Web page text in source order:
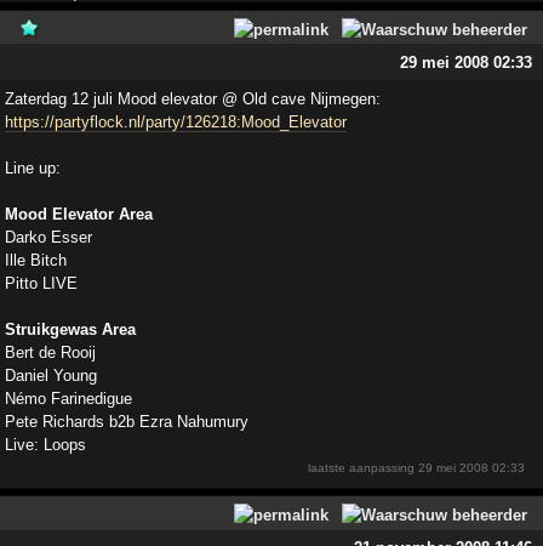
29 mei 2008 02:33
Zaterdag 12 juli Mood elevator @ Old cave Nijmegen:
https://partyflock.nl/party/126218:Mood_Elevator
Line up:
Mood Elevator Area
Darko Esser
Ille Bitch
Pitto LIVE
Struikgewas Area
Bert de Rooij
Daniel Young
Némo Farinedigue
Pete Richards b2b Ezra Nahumury
Live: Loops
laatste aanpassing29 mei 2008 02:33